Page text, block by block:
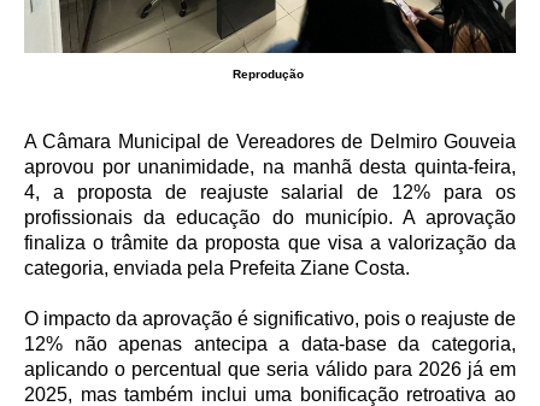
Reprodução
A Câmara Municipal de Vereadores de Delmiro Gouveia
aprovou por unanimidade, na manhã desta quinta-feira,
4, a proposta de reajuste salarial de 12% para os
profissionais da educação do município. A aprovação
finaliza o trâmite da proposta que visa a valorização da
categoria, enviada pela Prefeita Ziane Costa.
O impacto da aprovação é significativo, pois o reajuste de
12% não apenas antecipa a data-base da categoria,
aplicando o percentual que seria válido para 2026 já em
2025, mas também inclui uma bonificação retroativa ao